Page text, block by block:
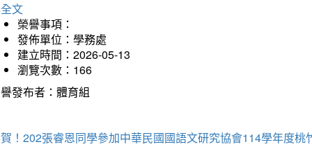
文
榮譽事項：
發佈單位：學務處
建立時間：2026-05-13
瀏覽次數：166
發布者：體育組
！202張睿恩同學參加中華民國國語文研究協會114學年度